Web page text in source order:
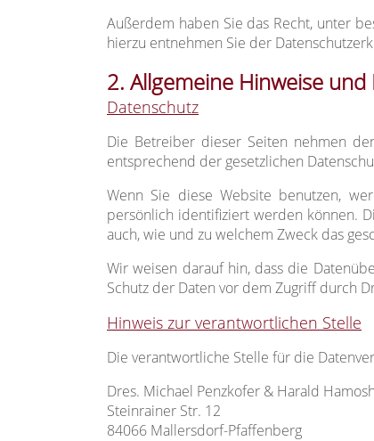
Außerdem haben Sie das Recht, unter
hierzu entnehmen Sie der
2. Allgemeine Hinweise
Datenschutz
Die Betreiber dieser Seiten nehmen
entsprechend der gesetzlichen
Wenn Sie diese Website benutzen,
persönlich identifiziert werden können.
auch, wie und zu welchem Zweck das
Wir weisen darauf hin, dass die
Schutz der Daten vor dem Zugriff durch
Hinweis zur verantwortlichen Stelle
Die verantwortliche Stelle für die
Dres. Michael Penzkofer & Harald
Steinrainer Str. 12
84066 Mallersdorf-Pfaffenberg